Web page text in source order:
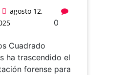
agosto 12,
0
Cuadrado
ha trascendido el
forense para